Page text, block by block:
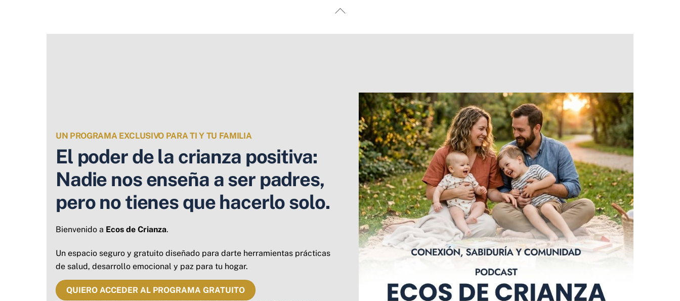
UN PROGRAMA EXCLUSIVO PARA TI Y TU FAMILIA
El poder de la crianza positiva:
Nadie nos enseña a ser padres,
pero no tienes que hacerlo solo.
Bienvenido a Ecos de Crianza.
Un espacio seguro y gratuito diseñado para darte herramientas prácticas
de salud, desarrollo emocional y paz para tu hogar.
QUIERO ACCEDER AL PROGRAMA GRATUITO
Back
Top